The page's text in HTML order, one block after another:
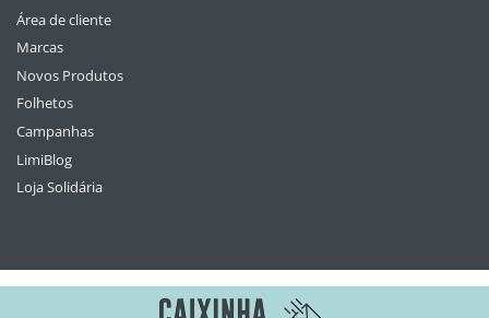
Área de cliente
Marcas
Novos Produtos
Folhetos
Campanhas
LimiBlog
Loja Solidária